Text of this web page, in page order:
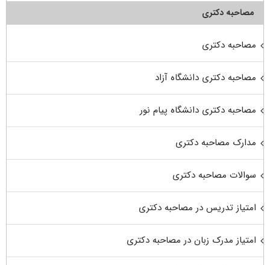
مصاحبه دکتری
مصاحبه دکتری
مصاحبه دکتری دانشگاه آزاد
مصاحبه دکتری دانشگاه پیام نور
مدارک مصاحبه دکتری
سوالات مصاحبه دکتری
امتیاز تدریس در مصاحبه دکتری
امتیاز مدرک زبان در مصاحبه دکتری